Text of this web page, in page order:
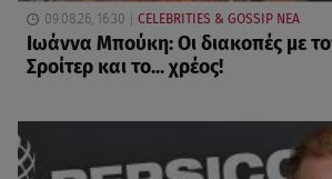
09.08.26, 16:30 CELEBRITIES & GOSSIP ΝΕΑ
Ιωάννα Μπούκη: Οι διακοπές με
Σροίτερ και το... χρέος!